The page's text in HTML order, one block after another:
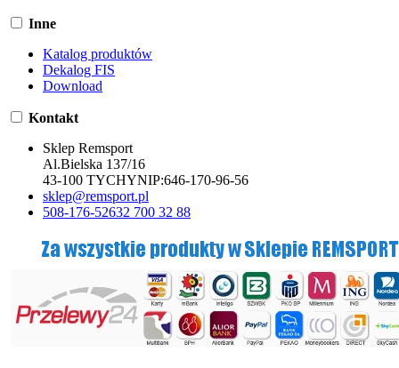
Inne
Katalog produktów
Dekalog FIS
Download
Kontakt
Sklep Remsport
Al.Bielska 137/16
43-100 TYCHYNIP:646-170-96-56
sklep@remsport.pl
508-176-52632 700 32 88